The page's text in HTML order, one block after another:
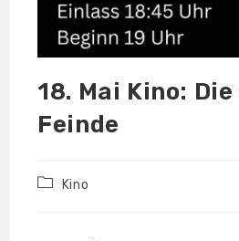
18. Mai Kino:
Feinde
Beitrags-
Kino